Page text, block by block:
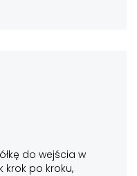
do wejścia w
krok po kroku,